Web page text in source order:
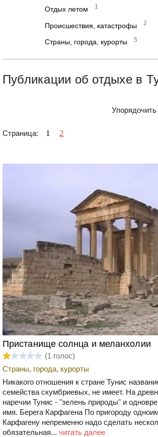
Отдых летом 1
Происшествия, катастрофы 2
Страны, города, курорты 5
Публикации об отдыхе в
Упорядочить
Страница: 1 2
Пристанище солнца и меланхолии
(1 голос)
Страны, города, курорты
Никакого отношения к стране Тунис
семейства скумбриевых, не имеет. На
наречии Тунис - "зелень природы" и
имя. Берега Карфагена По пригороду
Карфагену непременно надо сделать
обязательная... читать далее